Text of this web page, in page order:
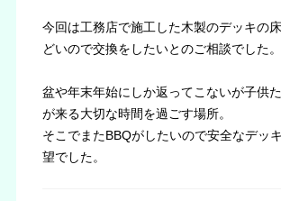
今回は工務店で施工した木製のデッキの
どいので交換をしたいとのご相談でした。
盆や年末年始にしか返ってこないが子供
が来る大切な時間を過ごす場所。
そこでまたBBQがしたいので安全なデッ
望でした。